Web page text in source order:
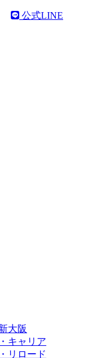
公式LINE